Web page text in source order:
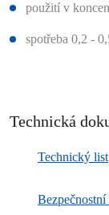
použití v
spotřeba 0,2 -
Technická
Technický list
Bezpečnostní